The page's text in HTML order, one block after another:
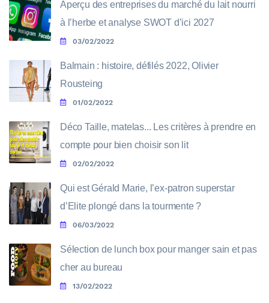
Aperçu des entreprises du marché du lait nourri
à l’herbe et analyse SWOT d’ici 2027
03/02/2022
Balmain : histoire, défilés 2022, Olivier
Rousteing
01/02/2022
Déco Taille, matelas... Les critères à prendre en
compte pour bien choisir son lit
02/02/2022
Qui est Gérald Marie, l’ex-patron superstar
d’Elite plongé dans la tourmente ?
06/03/2022
Sélection de lunch box pour manger sain et pas
cher au bureau
13/02/2022